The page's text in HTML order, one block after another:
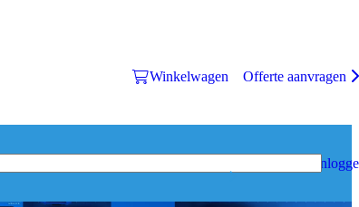
Winkelwagen Offerte aanvragen